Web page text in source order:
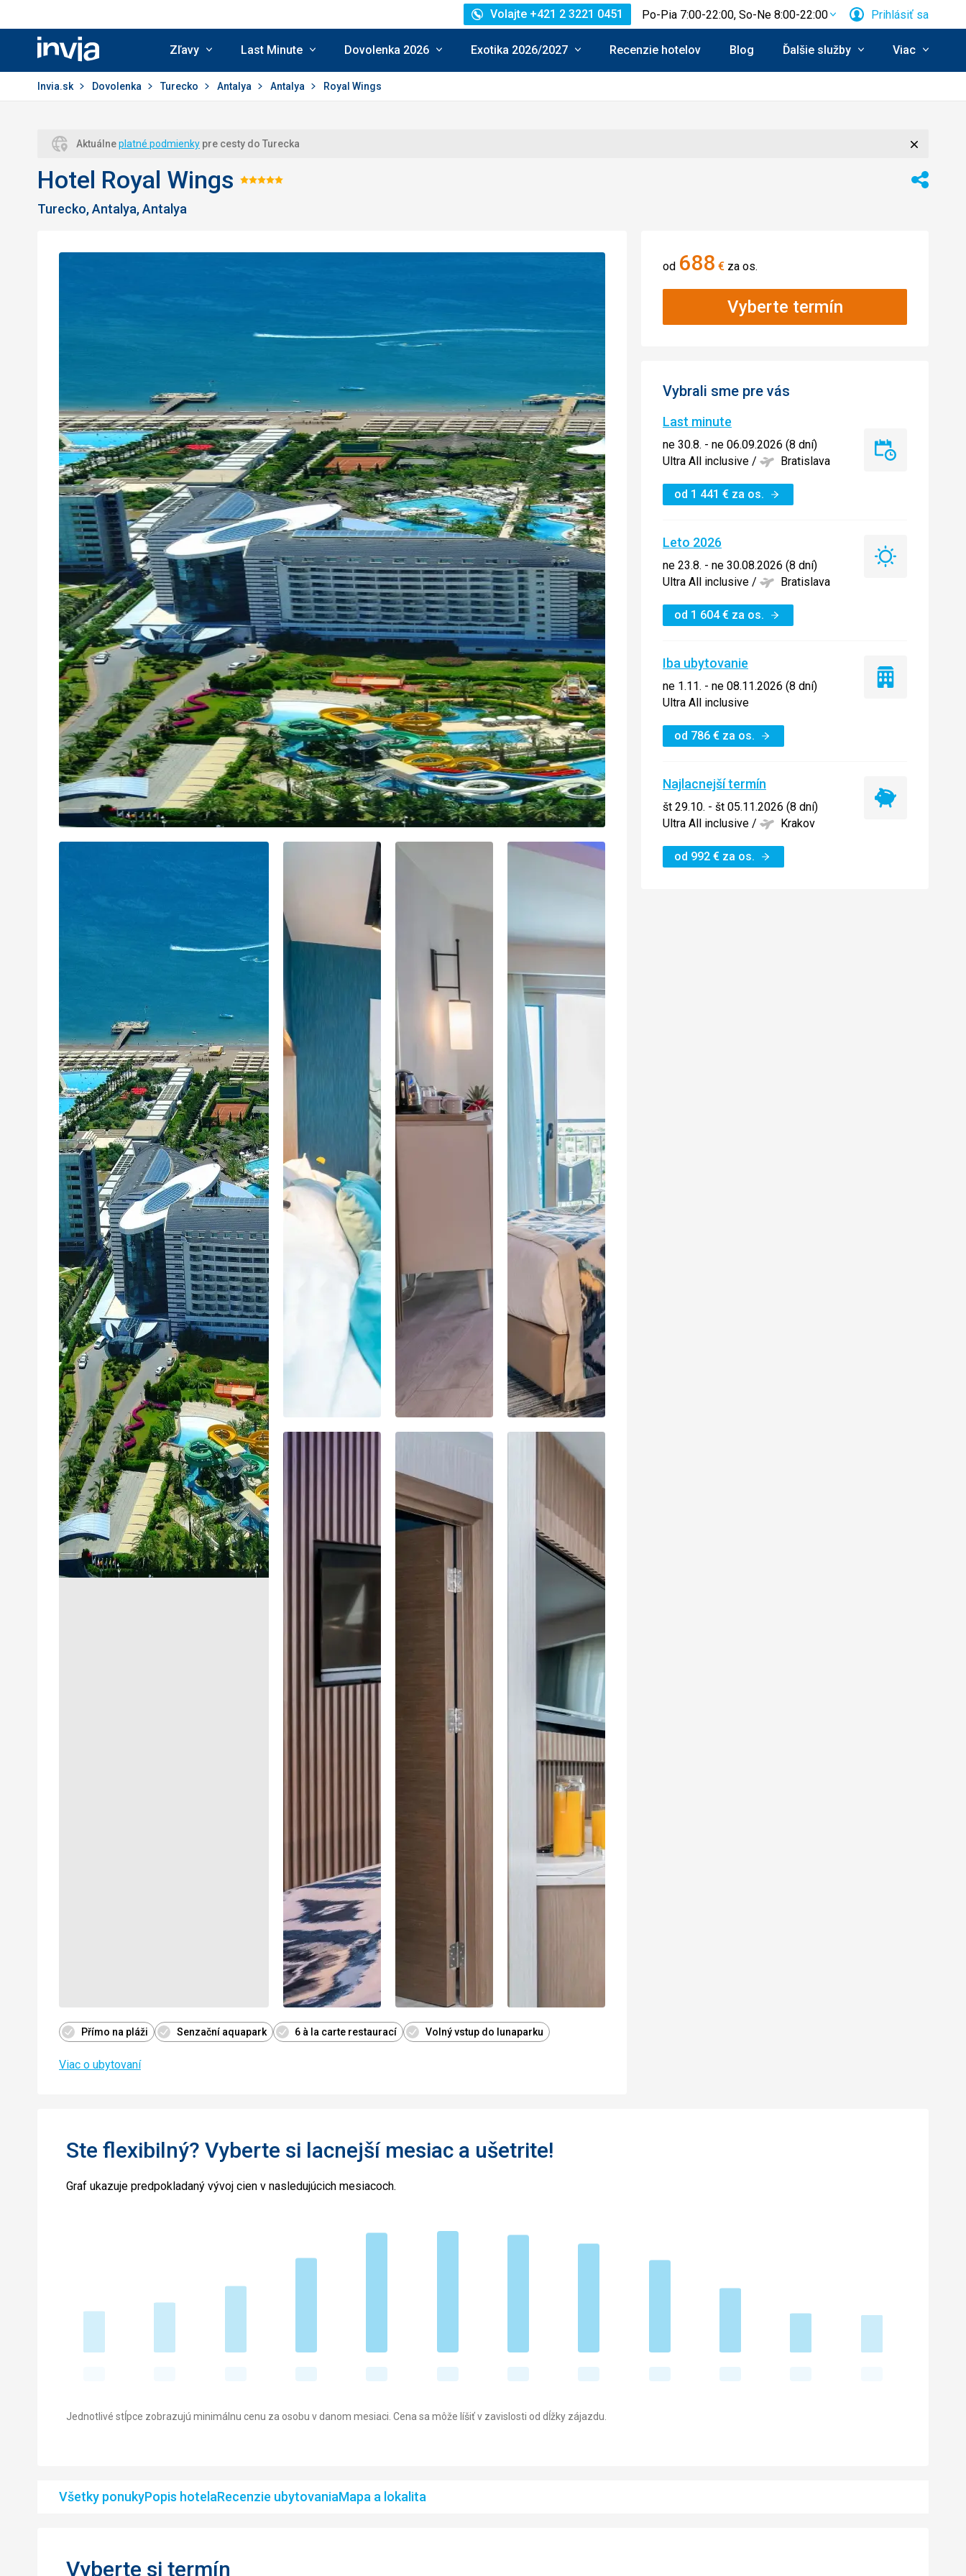
Invia.sk
Volajte +421 2 3221 0451 Po-Pia 7:00-22:00, So-Ne 8:00-22:00 Prihlásiť sa
Zľavy Last Minute Dovolenka 2026 Exotika 2026/2027 Recenzie hotelov Blog Ďalšie služby Viac
Invia.sk Dovolenka Turecko Antalya Antalya Royal Wings
Aktuálneplatné podmienky pre cesty do Turecka
Hotel Royal Wings Hodnotenie:
Turecko, Antalya, Antalya
Zdieľať
Přímo na pláži Senzační aquapark 6 à la carte restaurací Volný vstup do lunaparku
Viac o ubytovaní
od 688 € za os.
Vyberte termín
Vybrali sme pre vás
Last minute
ne 30.8. - ne 06.09.2026 (8 dní)
Ultra All inclusive / Bratislava
od 1 441 € za os.
Last
Leto 2026
ne 23.8. - ne 30.08.2026 (8 dní)
Ultra All inclusive / Bratislava
od 1 604€ za os.
Leto
Iba ubytovanie
ne 1.11. - ne 08.11.2026 (8 dní)
Ultra All inclusive
od 786 € za os.
Iba
Najlacnejší termín
št 29.10. - št 05.11.2026 (8 dní)
Ultra All inclusive / Krakov
od 992 € za os.
Najlacnejší
Ste flexibilný? Vyberte si lacnejší mesiac a ušetrite!
Graf ukazuje predpokladaný vývoj cien v nasledujúcich mesiacoch.
Jednotlivé stĺpce zobrazujú minimálnu cenu za osobu v danom mesiaci. Cena sa môže líšiť v zavislosti od dĺžky zájazdu.
Všetky ponukyPopis hotelaRecenzie ubytovaniaMapa a lokalita
Vyberte si termín